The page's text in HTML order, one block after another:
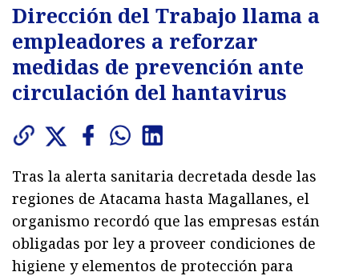
Dirección del Trabajo llama a
empleadores a reforzar
medidas de prevención ante
circulación del hantavirus
Tras la alerta sanitaria decretada desde las
regiones de Atacama hasta Magallanes, el
organismo recordó que las empresas están
obligadas por ley a proveer condiciones de
higiene y elementos de protección para